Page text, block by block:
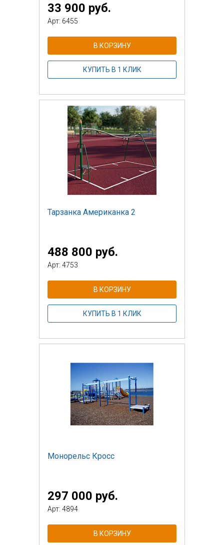
33 900 руб.
Арт: 6455
В КОРЗИНУ
КУПИТЬ В 1 КЛИК
Тарзанка Американка 2
488 800 руб.
Арт: 4753
В КОРЗИНУ
КУПИТЬ В 1 КЛИК
Монорельс Кросс
297 000 руб.
Арт: 4894
В КОРЗИНУ